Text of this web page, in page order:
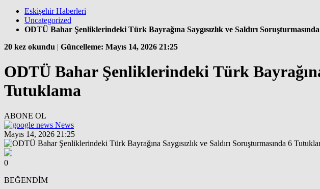
Eskişehir Haberleri
Uncategorized
ODTÜ Bahar Şenliklerindeki Türk Bayrağına Saygısızlık ve Saldırı
20 kez okundu | Güncelleme: Mayıs 14, 2026 21:25
ODTÜ Bahar Şenliklerindeki Türk Bayrağına
Tutuklama
ABONE OL
News
Mayıs 14, 2026 21:25
0
BEĞENDİM